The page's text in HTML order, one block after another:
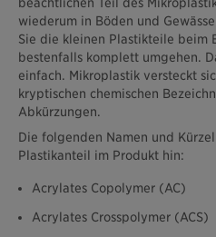
wiederum in Böden und
Sie die kleinen Plastikteile beim
bestenfalls komplett umgehen.
einfach. Mikroplastik versteckt
kryptischen chemischen
Abkürzungen.
Die folgenden Namen und
Plastikanteil im Produkt hin:
Acrylates Copolymer (AC)
Acrylates Crosspolymer (ACS)